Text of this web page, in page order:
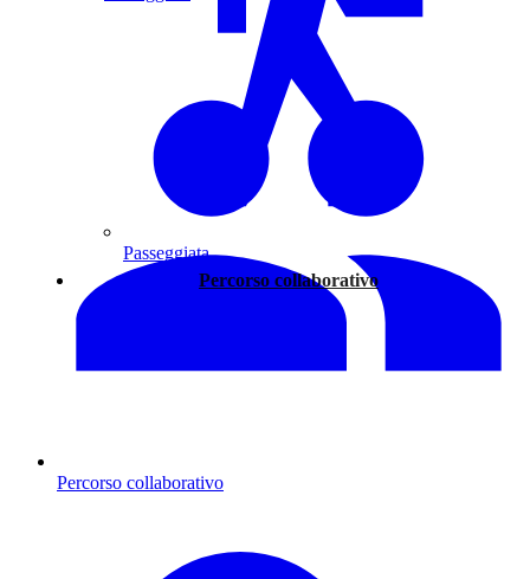
Passeggiata
Percorso collaborativo
Percorso collaborativo